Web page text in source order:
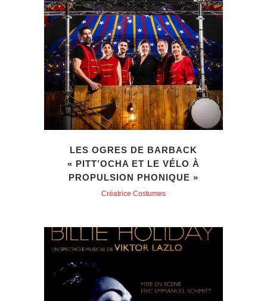
LES OGRES DE BARBACK
« PITT’OCHA ET LE VÉLO À
PROPULSION PHONIQUE »
Créatrice Costumes